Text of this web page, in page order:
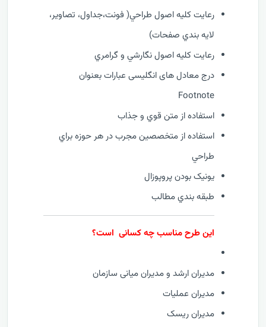
رعايت کليه اصول طراحي( فونت،جداول، تصاوير،
لايه بندي صفحات)
رعايت کليه اصول نگارشي و گرامري
درج معادل های انگلیسی عبارات بعنوان
Footnote
استفاده از متن قوي و جذاب
استفاده از متخصصين مجرب در هر حوزه براي
طراحي
يونيک بودن پروپوزال
طبقه بندي مطالب
این طرح مناسب چه کسانی است؟
مدیران ارشد و مدیران میانی سازمان
مدیران عملیات
مدیران ریسک